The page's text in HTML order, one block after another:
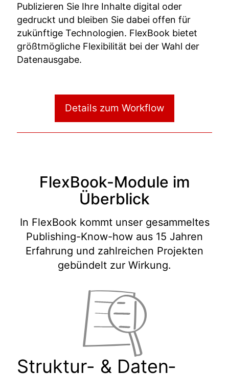
Publizieren Sie Ihre Inhalte digital oder
gedruckt und bleiben Sie dabei offen für
zukünftige Technologien. FlexBook bietet
größtmögliche Flexibilität bei der Wahl der
Datenausgabe.
Details zum Workflow
FlexBook-Module im
Überblick
In FlexBook kommt unser gesammeltes
Publishing-Know-how aus 15 Jahren
Erfahrung und zahlreichen Projekten
gebündelt zur Wirkung.
Struktur- & Daten­